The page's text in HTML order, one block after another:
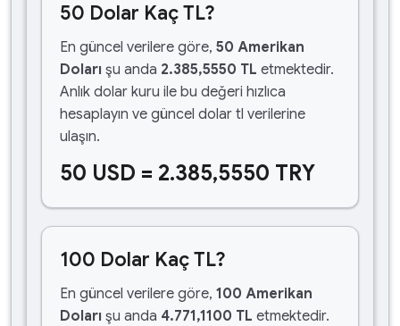
50 Dolar Kaç TL?
En güncel verilere göre, 50 Amerikan
Doları şu anda 2.385,5550 TL etmektedir.
Anlık dolar kuru ile bu değeri hızlıca
hesaplayın ve güncel dolar tl verilerine
ulaşın.
50 USD = 2.385,5550 TRY
100 Dolar Kaç TL?
En güncel verilere göre, 100 Amerikan
Doları şu anda 4.771,1100 TL etmektedir.